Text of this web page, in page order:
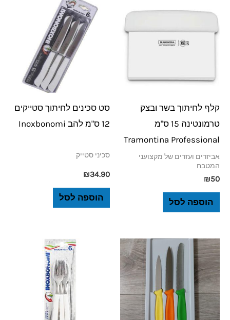
קלף לחיתוך בשר ובצק
טרמונטינה 15 ס"מ
Tramontina Professional
אביזרים ועזרים של מקצועני
המטבח
₪50
הוספה לסל
סט סכינים לחיתוך סטייקים
12 ס"מ להב Inoxbonomi
סכיני סטייק
₪34.90
הוספה לסל